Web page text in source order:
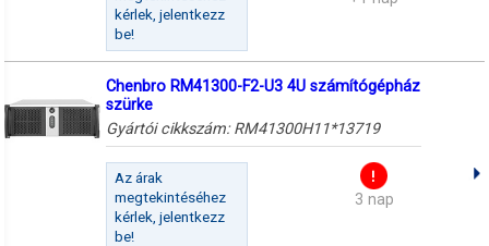
kérlek, jelentkezz
be!
Chenbro RM41300-F2-U3 4U számítógépház
szürke
Gyártói cikkszám: RM41300H11*13719
Az árak
megtekintéséhez
kérlek, jelentkezz
be!
3 nap